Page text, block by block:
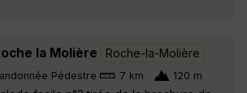
la Molière Roche-la-Molière
Pédestre 7 km 120 m